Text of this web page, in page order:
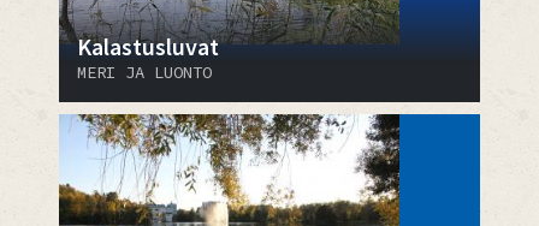
Kalastusluvat
MERI JA LUONTO